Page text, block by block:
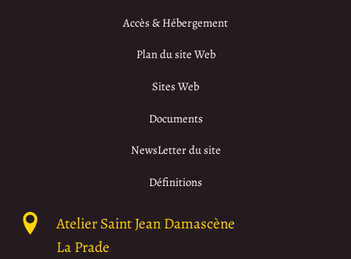
Accès & Hébergement
Plan du site Web
Sites Web
Documents
NewsLetter du site
Définitions
Atelier Saint Jean Damascène
La Prade